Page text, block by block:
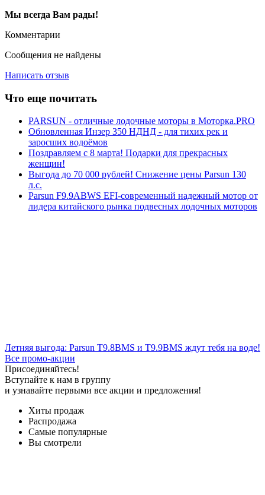
Мы всегда Вам рады!
Комментарии
Сообщения не найдены
Написать отзыв
Что еще почитать
PARSUN - отличные лодочные моторы в Моторка.PRO
Обновленная Инзер 350 НДНД - для тихих рек и
заросших водоёмов
Поздравляем с 8 марта! Подарки для прекрасных
женщин!
Выгода до 70 000 рублей! Снижение цены Parsun 130
л.с.
Parsun F9.9ABWS EFI-современный надежный мотор от
лидера китайского рынка подвесных лодочных моторов
Летняя выгода: Parsun T9.8BMS и T9.9BMS ждут тебя на воде!
Все промо-акции
Присоединяйтесь!
Вступайте к нам в группу
и узнавайте первыми все акции и предложения!
Хиты продаж
Распродажа
Самые популярные
Вы смотрели